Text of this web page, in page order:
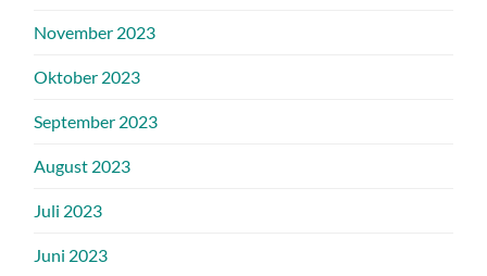
November 2023
Oktober 2023
September 2023
August 2023
Juli 2023
Juni 2023